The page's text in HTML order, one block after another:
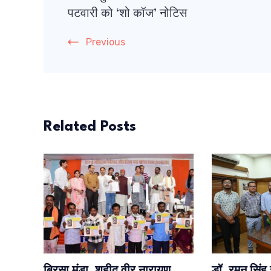
पटवारी को ‘शो कॉज’ नोटिस
Previous
Related Posts